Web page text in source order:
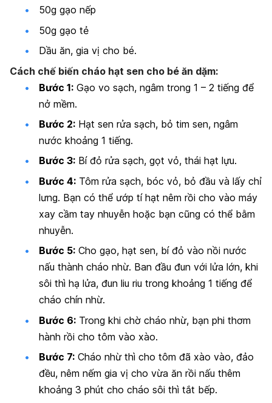
50g gạo nếp
50g gạo tẻ
Dầu ăn, gia vị cho bé.
Cách chế biến cháo hạt sen cho bé ăn dặm:
Bước 1: Gạo vo sạch, ngâm trong 1 – 2 tiếng để
nở mềm.
Bước 2: Hạt sen rửa sạch, bỏ tim sen, ngâm
nước khoảng 1 tiếng.
Bước 3: Bí đỏ rửa sạch, gọt vỏ, thái hạt lựu.
Bước 4: Tôm rửa sạch, bóc vỏ, bỏ đầu và lấy chỉ
lưng. Bạn có thể ướp tí hạt nêm rồi cho vào máy
xay cầm tay nhuyễn hoặc bạn cũng có thể bằm
nhuyễn.
Bước 5: Cho gạo, hạt sen, bí đỏ vào nồi nước
nấu thành cháo nhừ. Ban đầu đun với lửa lớn, khi
sôi thì hạ lửa, đun liu riu trong khoảng 1 tiếng để
cháo chín nhừ.
Bước 6: Trong khi chờ cháo nhừ, bạn phi thơm
hành rồi cho tôm vào xào.
Bước 7: Cháo nhừ thì cho tôm đã xào vào, đảo
đều, nêm nếm gia vị cho vừa ăn rồi nấu thêm
khoảng 3 phút cho cháo sôi thì tắt bếp.